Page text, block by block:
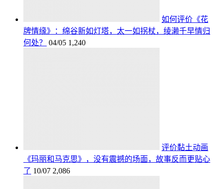
如何评价《花
牌情缘》：绵谷新如灯塔，太一如拐杖，绫濑千早情归
何处？
04/05 1,240
评价黏土动画
《玛丽和马克思》，没有震撼的场面，故事反而更贴心
了 10/07 2,086